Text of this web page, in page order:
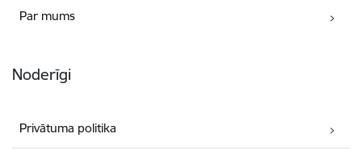
Par mums
Noderīgi
Privātuma politika